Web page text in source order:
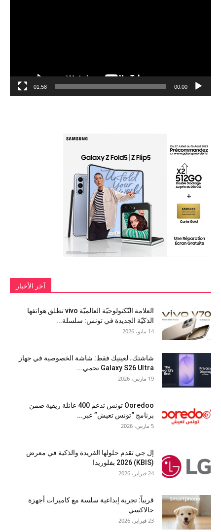
00:00
01:58
آخر الأخبار
العلامة التّكنولوجيّة العالميّة vivo تطلق هواتفها
الذكيّة الجديدة في تونس: سلسلة...
14 مايو، 2026
شاشتك، لعينيك فقط: شاشة الخصوصية في جهاز
Galaxy S26 Ultra تحمي...
19 مارس، 2026
Ooredoo تونس تدعم 400 عائلة ريفية ضمن
برنامج “تونس تعيش” عبر...
5 مارس، 2026
إل جي تقدم حلولها الفريدة والذكية في معرض
(KBIS) 2026 بفلوريدا
24 فبراير، 2026
قريباً: تجربة إبداعية سلسة مع كاميرات أجهزة
جالاكسي
23 فبراير، 2026